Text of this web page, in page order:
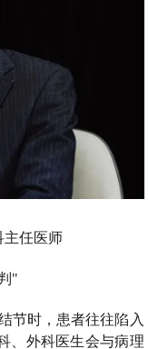
主任医师
"
节时，患者往往陷入
、外科医生会与病理